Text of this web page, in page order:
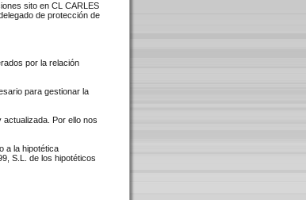
sito en CL CARLES
de protección de
por la relación
para gestionar la
Por ello nos
a la hipotética
S.L. de los hipotéticos